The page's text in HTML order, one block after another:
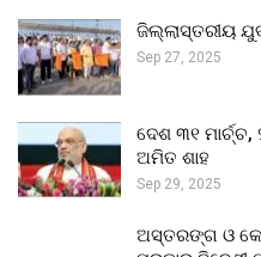
ଜିଲ୍ଲାସ୍ତରୀୟ
Sep 27, 2025
ଦେଶ ୩୧
ଅମିତ ଶାହ
Sep 29, 2025
ଅସ୍ତରଙ୍ଗ ଓ